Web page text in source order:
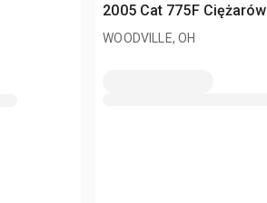
2005 Cat 775F
WOODVILLE, OH